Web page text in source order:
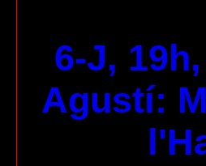
6-J,
Agustí: